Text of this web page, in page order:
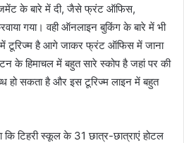
के बारे में दी, जैसे फ्रंट ऑफिस,
गया। वही ऑनलाइन बुकिंग के बारे में भी
में टूरिज्म है आगे जाकर फ्रंट ऑफिस में जाना
के हिमाचल में बहुत सारे स्कोप है जहां पर की
हो सकता है और इस टूरिज्म लाइन में बहुत
कि टिहरी स्कूल के 31 छात्र-छात्राएं होटल